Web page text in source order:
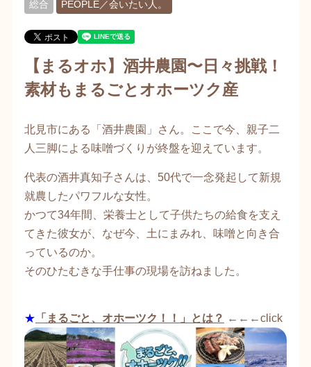
総合 PEOPLE／会いたい人。
【まるオホ】酒井農園〜日々挑戦！
素材もまるごとオホーツク産
北見市にある「酒井農園」さん。ここで今、親子二
人三脚による味噌づくりが終盤を迎えています。
代表の酒井真知子さんは、50代で一念発起して新規
就農したパワフルな女性。
かつて34年間、栄養士として子供たちの給食を支え
てきた彼女が、なぜ今、土にまみれ、味噌と向き合
っているのか。
そのひたむきな手仕事の現場を訪ねました。
★ 「まるごと、オホーツク！！」とは？ ←←←click